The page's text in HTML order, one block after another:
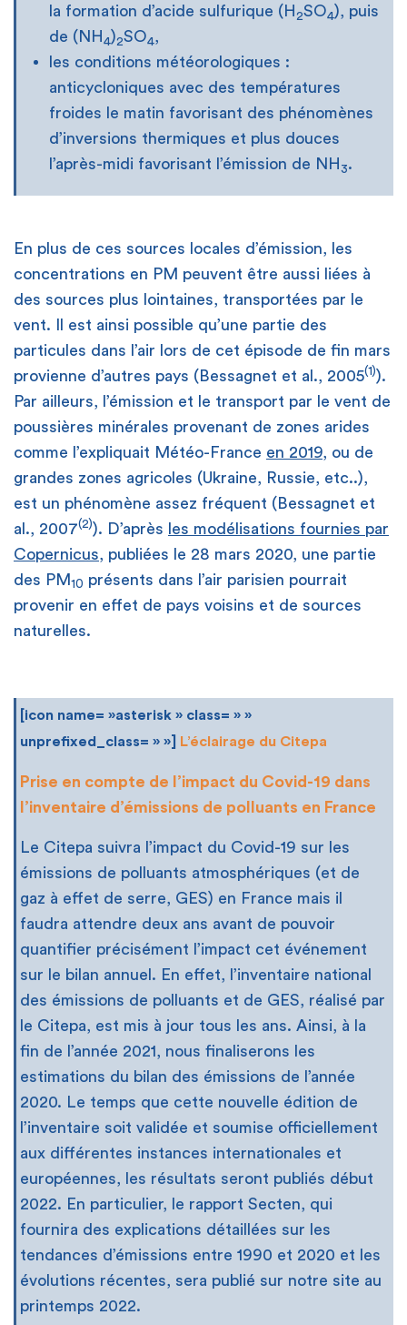
la formation d’acide sulfurique (H2SO4), puis
de (NH 4)2SO4,
les conditions météorologiques :
anticycloniques avec des températures
froides le matin favorisant des phénomènes
d’inversions thermiques et plus douces
l’après-midi favorisant l’émission de NH 3.
En plus de ces sources locales d’émission, les
concentrations en PM peuvent être aussi liées à
des sources plus lointaines, transportées par le
vent. Il est ainsi possible qu’une partie des
particules dans l’air lors de cet épisode de fin mars
provienne d’autres pays (Bessagnet et al., 2005(1)).
Par ailleurs, l’émission et le transport par le vent de
poussières minérales provenant de zones arides
comme l’expliquait Météo-France en 2019, ou de
grandes zones agricoles (Ukraine, Russie, etc..),
est un phénomène assez fréquent (Bessagnet et
al., 2007(2)). D’après
les modélisations fournies par
Copernicus, publiées le 28 mars 2020, une partie
des PM 10 présents dans l’air parisien pourrait
provenir en effet de pays voisins et de sources
naturelles.
[icon name= »asterisk » class= » »
unprefixed_class= » »]
L’éclairage du Citepa
Prise en compte de l’impact du Covid-19 dans
l’inventaire d’émissions de polluants en France
Le Citepa suivra l’impact du Covid-19 sur les
émissions de polluants atmosphériques (et de
gaz à effet de serre, GES) en France mais il
faudra attendre deux ans avant de pouvoir
quantifier précisément l’impact cet événement
sur le bilan annuel. En effet, l’inventaire national
des émissions de polluants et de GES, réalisé par
le Citepa, est mis à jour tous les ans. Ainsi, à la
fin de l’année 2021, nous finaliserons les
estimations du bilan des émissions de l’année
2020. Le temps que cette nouvelle édition de
l’inventaire soit validée et soumise officiellement
aux différentes instances internationales et
européennes, les résultats seront publiés début
2022. En particulier, le rapport Secten, qui
fournira des explications détaillées sur les
tendances d’émissions entre 1990 et 2020 et les
évolutions récentes, sera publié sur notre site au
printemps 2022.